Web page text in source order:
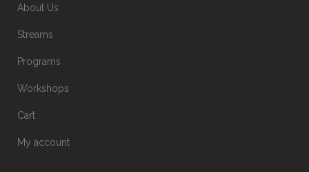
About Us
Streams
Programs
Workshops
Cart
My account